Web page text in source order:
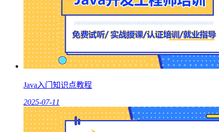
Java入门知识点教程
2025-07-11